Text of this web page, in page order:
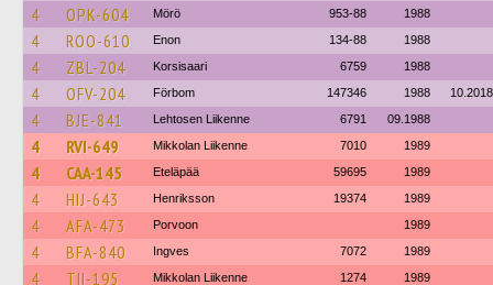
4 OPK-604 Mörö 953-88 1988
4 ROO-610 Enon 134-88 1988
4 ZBL-204 Korsisaari 6759 1988
4 OFV-204 Förbom 147346 1988 10.2018
4 BJE-841 Lehtosen Liikenne 6791 09.1988
4 RVI-649 Mikkolan Liikenne 7010 1989
4 CAA-145 Eteläpää 59695 1989
4 HIJ-643 Henriksson 19374 1989
4 AFA-473 Porvoon 1989
4 BFA-840 Ingves 7072 1989
4 TII-195 Mikkolan Liikenne 1274 1989